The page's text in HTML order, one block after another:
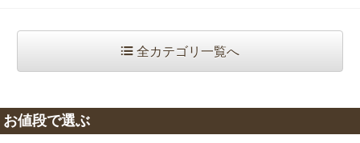
全カテゴリ一覧へ
お値段で選ぶ